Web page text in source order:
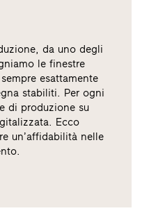
da uno degli
le finestre
esattamente
stabiliti. Per ogni
di produzione su
Ecco
un’affidabilità nelle